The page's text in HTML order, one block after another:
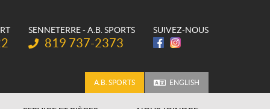
SENNETERRE - A.B. SPORTS
Téléphone :
819 737-2373
SUIVEZ-NOUS
A.B. SPORTS ENGLISH